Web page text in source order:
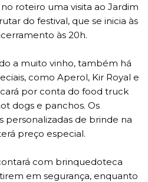
roteiro uma visita ao Jardim
do festival, que se inicia às
às 20h.
a muito vinho, também há
como Aperol, Kir Royal e
por conta do food truck
dogs e panchos. Os
personalizadas de brinde na
preço especial.
com brinquedoteca
em segurança, enquanto